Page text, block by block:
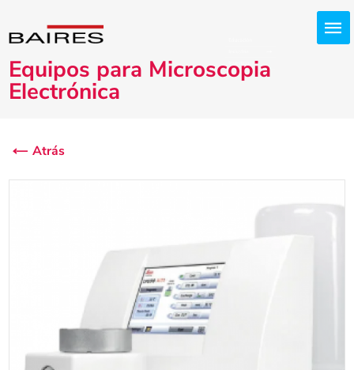
Equipos para Microscopia
Electrónica
Atrás